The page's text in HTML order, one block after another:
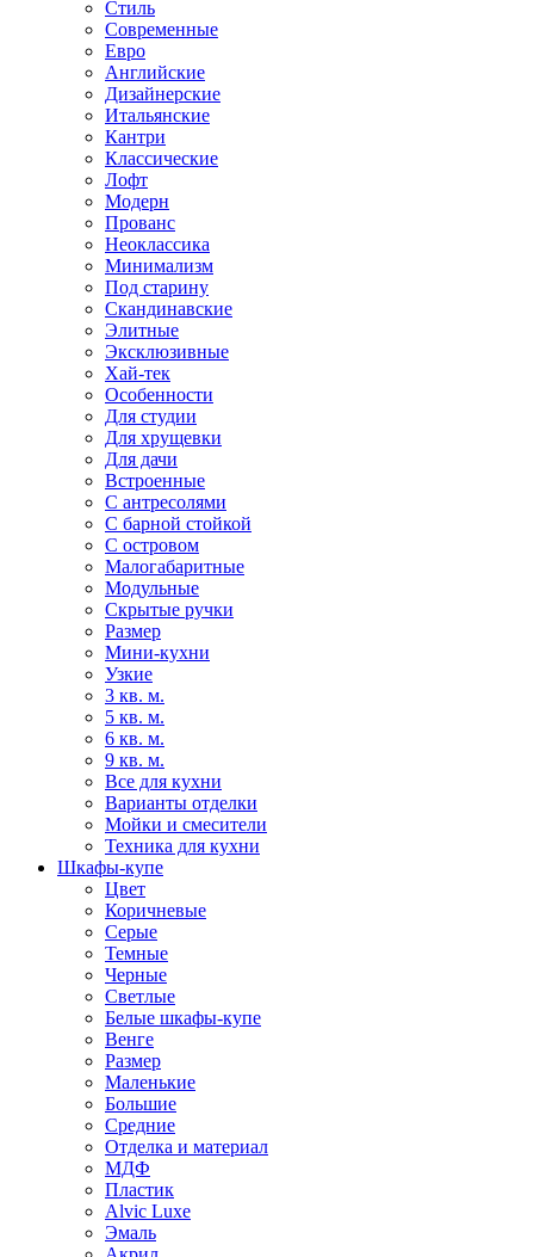
Стиль
Современные
Евро
Английские
Дизайнерские
Итальянские
Кантри
Классические
Лофт
Модерн
Прованс
Неоклассика
Минимализм
Под старину
Скандинавские
Элитные
Эксклюзивные
Хай-тек
Особенности
Для студии
Для хрущевки
Для дачи
Встроенные
С антресолями
С барной стойкой
С островом
Малогабаритные
Модульные
Скрытые ручки
Размер
Мини-кухни
Узкие
3 кв. м.
5 кв. м.
6 кв. м.
9 кв. м.
Все для кухни
Варианты отделки
Мойки и смесители
Техника для кухни
Шкафы-купе
Цвет
Коричневые
Серые
Темные
Черные
Светлые
Белые шкафы-купе
Венге
Размер
Маленькие
Большие
Средние
Отделка и материал
МДФ
Пластик
Alvic Luxe
Эмаль